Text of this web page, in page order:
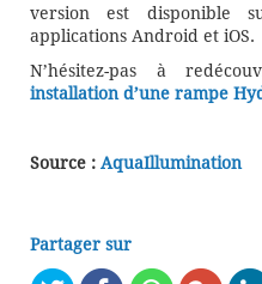
version est disponible
applications Android et iOS.
N’hésitez-pas à
installation d’une rampe
Source : AquaIllumination
Partager sur